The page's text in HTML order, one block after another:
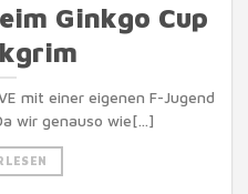
Ginkgo Cup
mit einer eigenen F-Jugend
wir genauso wie[...]